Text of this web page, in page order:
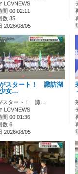
LCVNEWS
間 00:02:11
数 35
2026/08/05
スタート！ 諏訪湖
女…
スタート！ 諏…
LCVNEWS
間 00:01:36
数 6
2026/08/05